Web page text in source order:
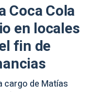
Coca Cola
en locales
fin de
cargo de Matías